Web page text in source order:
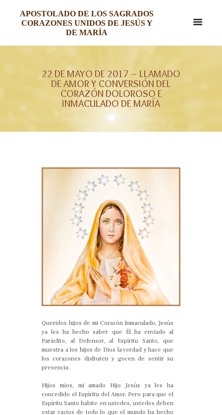
APOSTOLADO DE LOS SAGRADOS
CORAZONES UNIDOS DE JESÚS Y
DE MARÍA
22 DE MAYO DE 2017 – LLAMADO
DE AMOR Y CONVERSIÓN DEL
CORAZÓN DOLOROSO E
INMACULADO DE MARÍA
Queridos hijos de mi Corazón Inmaculado, Jesús
ya les ha hecho saber que Él ha enviado al
Paráclito, al Defensor, al Espíritu Santo, que
muestra a los hijos de Dios la verdad y hace que
los corazones disfruten y gocen de sentir su
presencia.
Hijos míos, mi amado Hijo Jesús ya les ha
concedido el Espíritu del Amor. Pero para que el
Espíritu Santo habite en ustedes, ustedes deben
estar vacíos de todo lo que el mundo ha hecho